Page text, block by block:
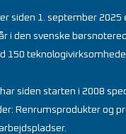
er siden 1. september 2025
i den svenske
150
har siden starten i 2008
Renrumsprodukter og